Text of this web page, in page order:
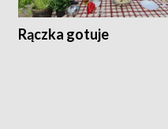
Rączka gotuje